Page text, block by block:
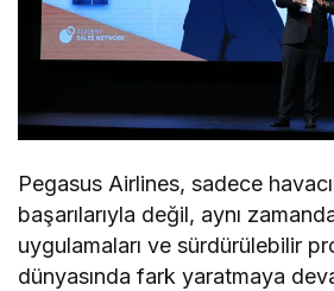
Pegasus Airlines, sadece
başarılarıyla değil, aynı
uygulamaları ve sürdürülebilir
dünyasında fark yaratmaya